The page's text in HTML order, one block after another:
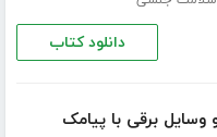
دانلود کتاب
وسایل برقی با پیامک